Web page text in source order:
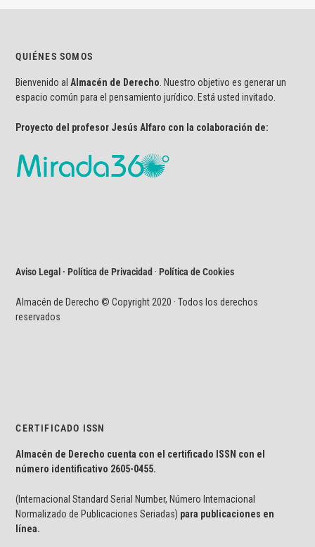
QUIÉNES SOMOS
Bienvenido al Almacén de Derecho . Nuestro objetivo es generar un
espacio común para el pensamiento jurídico. Está usted invitado.
Proyecto del profesor Jesús Alfaro con la colaboración de:
Aviso Legal · Política de Privacidad ·Política de Cookies
Almacén de Derecho © Copyright 2020 · Todos los derechos
reservados
CERTIFICADO ISSN
Almacén de Derecho cuenta con el certificado ISSN con el
número identificativo 2605-0455.
(Internacional Standard Serial Number, Número Internacional
Normalizado de Publicaciones Seriadas) para publicaciones en
línea.